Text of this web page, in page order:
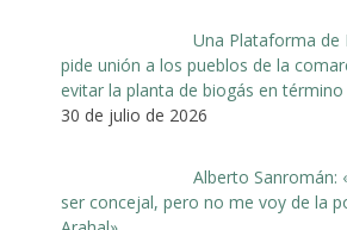
Una Plataforma de
pide unión a los pueblos de la
evitar la planta de biogás en término
30 de julio de 2026
Alberto Sanromán:
ser concejal, pero no me voy de la